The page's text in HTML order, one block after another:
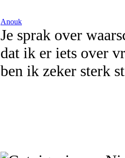
Anouk
Je sprak over
dat ik er iets over
ben ik zeker sterk